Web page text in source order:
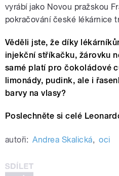
vyrábí jako Novou pražskou
pokračování české lékárnice
Věděli jste, že díky
injekční stříkačku, žárovku
samé platí pro čokoládové
limonády, pudink, ale i
barvy na vlasy?
Poslechněte si celé
autoři: Andrea Skalická, oci